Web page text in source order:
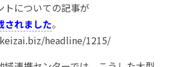
トについての記事が
されました。
headline/1215/